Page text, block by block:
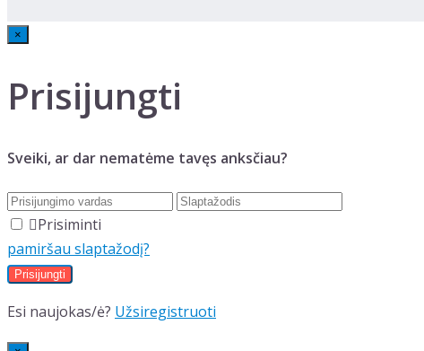
×
Prisijungti
Sveiki, ar dar nematėme tavęs anksčiau?
Prisiminti
pamiršau slaptažodį?
Esi naujokas/ė? Užsiregistruoti